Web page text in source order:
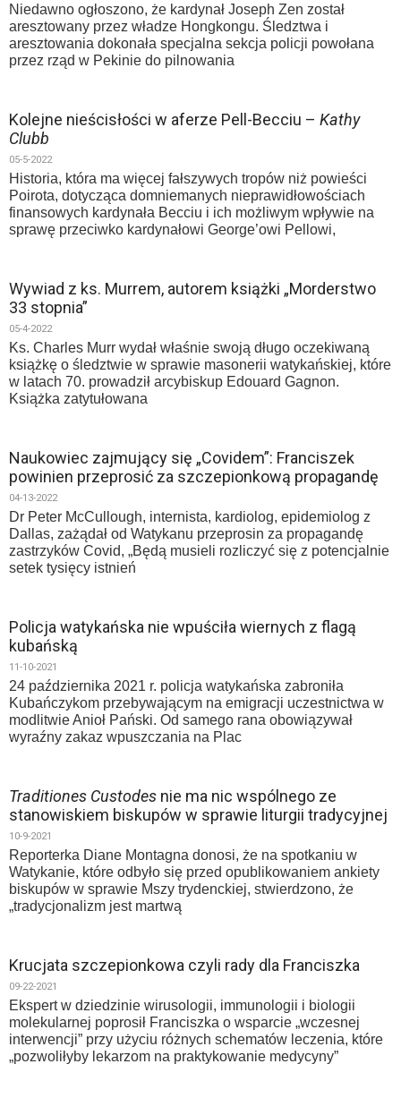
Niedawno ogłoszono, że kardynał Joseph Zen został
aresztowany przez władze Hongkongu. Śledztwa i
aresztowania dokonała specjalna sekcja policji powołana
przez rząd w Pekinie do pilnowania
Kolejne nieścisłości w aferze Pell-Becciu – Kathy
Clubb
05-5-2022
Historia, która ma więcej fałszywych tropów niż powieści
Poirota, dotycząca domniemanych nieprawidłowościach
finansowych kardynała Becciu i ich możliwym wpływie na
sprawę przeciwko kardynałowi George’owi Pellowi,
Wywiad z ks. Murrem, autorem książki „Morderstwo
33 stopnia”
05-4-2022
Ks. Charles Murr wydał właśnie swoją długo oczekiwaną
książkę o śledztwie w sprawie masonerii watykańskiej, które
w latach 70. prowadził arcybiskup Edouard Gagnon.
Książka zatytułowana
Naukowiec zajmujący się „Covidem”: Franciszek
powinien przeprosić za szczepionkową propagandę
04-13-2022
Dr Peter McCullough, internista, kardiolog, epidemiolog z
Dallas, zażądał od Watykanu przeprosin za propagandę
zastrzyków Covid, „Będą musieli rozliczyć się z potencjalnie
setek tysięcy istnień
Policja watykańska nie wpuściła wiernych z flagą
kubańską
11-10-2021
24 października 2021 r. policja watykańska zabroniła
Kubańczykom przebywającym na emigracji uczestnictwa w
modlitwie Anioł Pański. Od samego rana obowiązywał
wyraźny zakaz wpuszczania na Plac
Traditiones Custodes nie ma nic wspólnego ze
stanowiskiem biskupów w sprawie liturgii tradycyjnej
10-9-2021
Reporterka Diane Montagna donosi, że na spotkaniu w
Watykanie, które odbyło się przed opublikowaniem ankiety
biskupów w sprawie Mszy trydenckiej, stwierdzono, że
„tradycjonalizm jest martwą
Krucjata szczepionkowa czyli rady dla Franciszka
09-22-2021
Ekspert w dziedzinie wirusologii, immunologii i biologii
molekularnej poprosił Franciszka o wsparcie „wczesnej
interwencji” przy użyciu różnych schematów leczenia, które
„pozwoliłyby lekarzom na praktykowanie medycyny”